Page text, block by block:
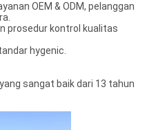
OEM & ODM, pelanggan
prosedur kontrol kualitas
hygenic.
sangat baik dari 13 tahun